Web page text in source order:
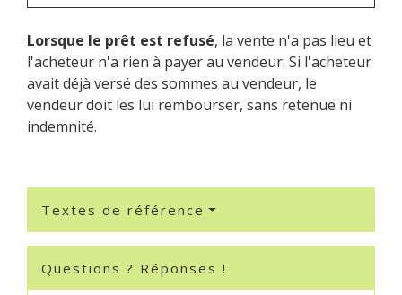
Lorsque le prêt est refusé, la vente n'a pas lieu et
l'acheteur n'a rien à payer au vendeur. Si l'acheteur
avait déjà versé des sommes au vendeur, le
vendeur doit les lui rembourser, sans retenue ni
indemnité.
Textes de référence
Questions ? Réponses !